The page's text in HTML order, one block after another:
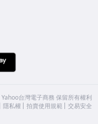
Yahoo台灣電子商務 保留所有權利
隱私權 拍賣使用規範 交易安全